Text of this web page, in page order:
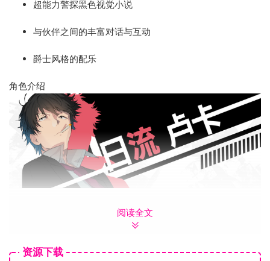
超能力警探黑色视觉小说
与伙伴之间的丰富对话与互动
爵士风格的配乐
角色介绍
自从在教团事件中痛失上司之后，卢卡近十年来都不怎么重视
并且在一次搜查行动中，意外遇见了与自己有过节的A级犯罪者
阅读全文
资源下载